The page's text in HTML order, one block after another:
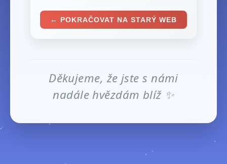
← POKRAČOVAT NA STARÝ WEB
Děkujeme, že jste s námi
nadále hvězdám blíž ✨